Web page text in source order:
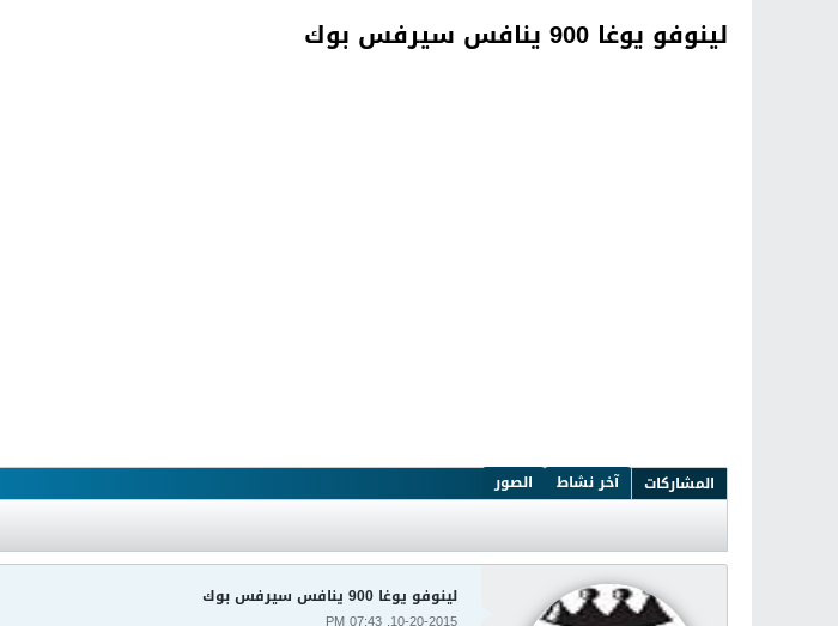
لينوفو يوغا 900 ينافس سيرفس بوك
المشاركات آخر نشاط الصور
لينوفو يوغا 900 ينافس سيرفس بوك